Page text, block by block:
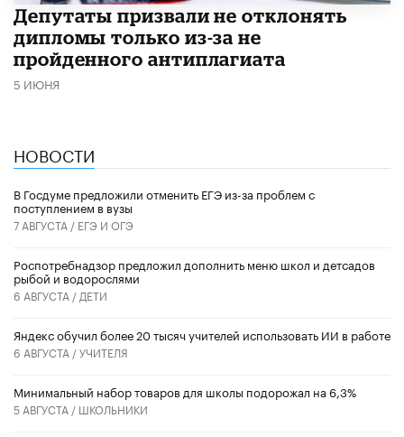
Депутаты призвали не отклонять
дипломы только из-за не
пройденного антиплагиата
5 ИЮНЯ
НОВОСТИ
В Госдуме предложили отменить ЕГЭ из-за проблем с
поступлением в вузы
7 АВГУСТА / ЕГЭ И ОГЭ
Роспотребнадзор предложил дополнить меню школ и детсадов
рыбой и водорослями
6 АВГУСТА / ДЕТИ
​Яндекс обучил более 20 тысяч учителей использовать ИИ в работе
6 АВГУСТА /УЧИТЕЛЯ
Минимальный набор товаров для школы подорожал на 6,3%
5 АВГУСТА / ШКОЛЬНИКИ